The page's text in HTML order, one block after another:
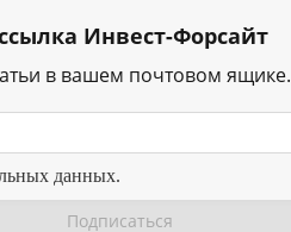
Инвест-Форсайт
в вашем почтовом ящике.
данных.